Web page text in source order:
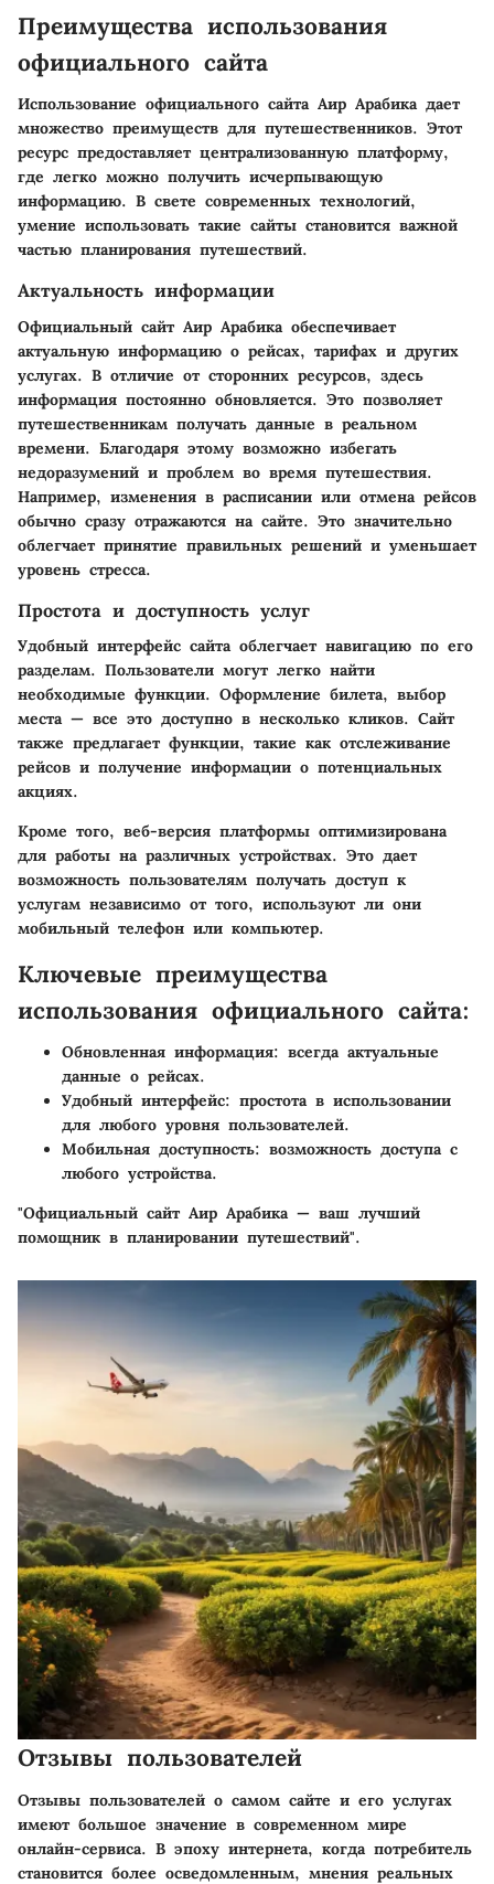
Преимущества использования
официального сайта
Использование официального сайта Аир Арабика дает
множество преимуществ для путешественников. Этот
ресурс предоставляет централизованную платформу,
где легко можно получить исчерпывающую
информацию. В свете современных технологий,
умение использовать такие сайты становится важной
частью планирования путешествий.
Актуальность информации
Официальный сайт Аир Арабика обеспечивает
актуальную информацию о рейсах, тарифах и других
услугах. В отличие от сторонних ресурсов, здесь
информация постоянно обновляется. Это позволяет
путешественникам получать данные в реальном
времени. Благодаря этому возможно избегать
недоразумений и проблем во время путешествия.
Например, изменения в расписании или отмена рейсов
обычно сразу отражаются на сайте. Это значительно
облегчает принятие правильных решений и уменьшает
уровень стресса.
Простота и доступность услуг
Удобный интерфейс сайта облегчает навигацию по его
разделам. Пользователи могут легко найти
необходимые функции. Оформление билета, выбор
места — все это доступно в несколько кликов. Сайт
также предлагает функции, такие как отслеживание
рейсов и получение информации о потенциальных
акциях.
Кроме того, веб-версия платформы оптимизирована
для работы на различных устройствах. Это дает
возможность пользователям получать доступ к
услугам независимо от того, используют ли они
мобильный телефон или компьютер.
Ключевые преимущества
использования официального сайта:
Обновленная информация: всегда актуальные
данные о рейсах.
Удобный интерфейс: простота в использовании
для любого уровня пользователей.
Мобильная доступность: возможность доступа с
любого устройства.
"Официальный сайт Аир Арабика — ваш лучший
помощник в планировании путешествий".
Отзывы пользователей
Отзывы пользователей о самом сайте и его услугах
имеют большое значение в современном мире
онлайн-сервиса. В эпоху интернета, когда потребитель
становится более осведомленным, мнения реальных